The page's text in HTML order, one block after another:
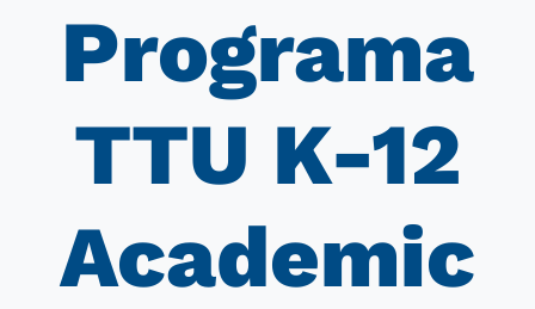
Admisiones
Comunidad
Programa
TTU K-12
Academic